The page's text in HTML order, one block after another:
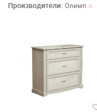
Производители: Олимп